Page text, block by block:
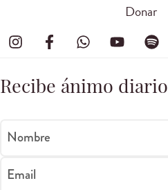
Donar
Recibe ánimo diario
Nombre
Email